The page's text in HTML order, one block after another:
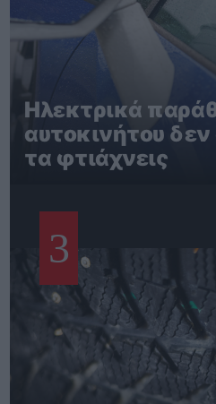
Ηλεκτρικά
αυτοκινήτου δεν
τα φτιάχνεις
3